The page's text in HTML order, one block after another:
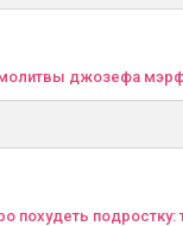
джозефа
похудеть подростку: